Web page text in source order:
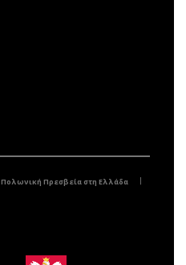
Πολωνική Πρεσβεία στη Ελλάδα